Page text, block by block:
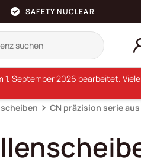
SAFETY NUCLEAR
CN präzision serie
September 2026 bearbeitet.